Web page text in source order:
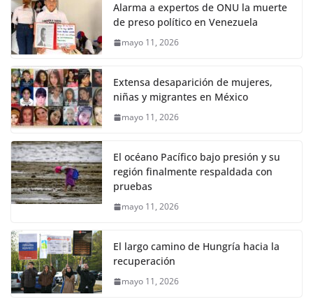
Alarma a expertos de ONU la muerte
de preso político en Venezuela
mayo 11, 2026
Extensa desaparición de mujeres,
niñas y migrantes en México
mayo 11, 2026
El océano Pacífico bajo presión y su
región finalmente respaldada con
pruebas
mayo 11, 2026
El largo camino de Hungría hacia la
recuperación
mayo 11, 2026